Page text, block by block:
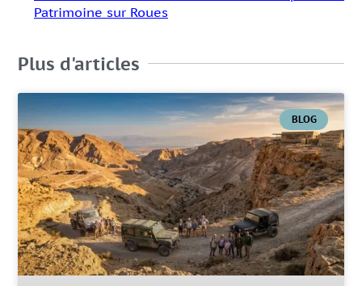
Patrimoine sur Roues
Plus d'articles
BLOG